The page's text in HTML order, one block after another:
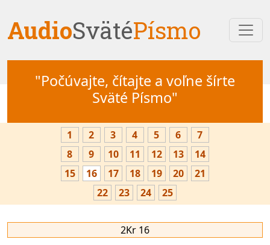
AudioSvätéPísmo
"Počúvajte, čítajte a voľne šírte
Sväté Písmo"
1 2 3 4 5 6
7
8
9 10 11 12 13
14
15
16 17 18 19 20
21
22
23 24 25
2Kr 16